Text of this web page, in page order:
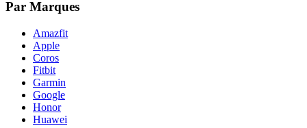
Par Marques
Amazfit
Apple
Coros
Fitbit
Garmin
Google
Honor
Huawei